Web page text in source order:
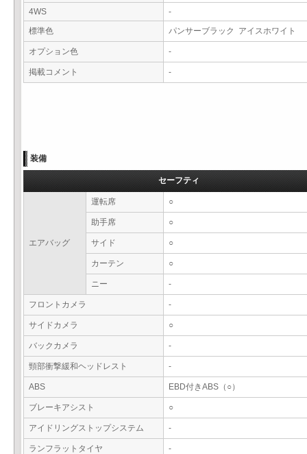
4WS
-
標準色
パンサーブラック アイスホワイト
オプション色 -
掲載コメント -
装備
セーフティ
エアバッグ
運転席 ○
助手席 ○
サイド ○
カーテン ○
ニー -
フロントカメラ -
サイドカメラ ○
バックカメラ -
頸部衝撃緩和ヘッドレスト -
ABS EBD付きABS（○）
ブレーキアシスト ○
アイドリングストップシステム -
ランフラットタイヤ -